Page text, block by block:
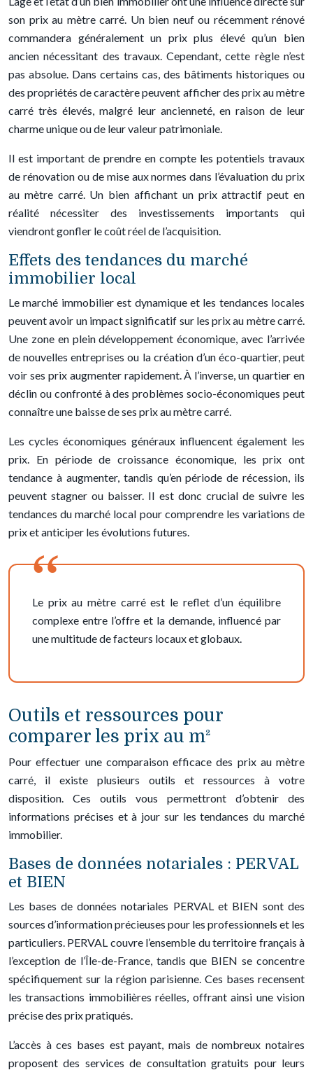
son prix au mètre carré. Un bien neuf ou récemment rénové
commandera généralement un prix plus élevé qu’un bien
ancien nécessitant des travaux. Cependant, cette règle n’est
pas absolue. Dans certains cas, des bâtiments historiques ou
des propriétés de caractère peuvent afficher des prix au mètre
carré très élevés, malgré leur ancienneté, en raison de leur
charme unique ou de leur valeur patrimoniale.
Il est important de prendre en compte les potentiels travaux
de rénovation ou de mise aux normes dans l’évaluation du prix
au mètre carré. Un bien affichant un prix attractif peut en
réalité nécessiter des investissements importants qui
viendront gonfler le coût réel de l’acquisition.
Effets des tendances du marché
immobilier local
Le marché immobilier est dynamique et les tendances locales
peuvent avoir un impact significatif sur les prix au mètre carré.
Une zone en plein développement économique, avec l’arrivée
de nouvelles entreprises ou la création d’un éco-quartier, peut
voir ses prix augmenter rapidement. À l’inverse, un quartier en
déclin ou confronté à des problèmes socio-économiques peut
connaître une baisse de ses prix au mètre carré.
Les cycles économiques généraux influencent également les
prix. En période de croissance économique, les prix ont
tendance à augmenter, tandis qu’en période de récession, ils
peuvent stagner ou baisser. Il est donc crucial de suivre les
tendances du marché local pour comprendre les variations de
prix et anticiper les évolutions futures.
Le prix au mètre carré est le reflet d’un équilibre
complexe entre l’offre et la demande, influencé par
une multitude de facteurs locaux et globaux.
Outils et ressources pour
comparer les prix au m²
Pour effectuer une comparaison efficace des prix au mètre
carré, il existe plusieurs outils et ressources à votre
disposition. Ces outils vous permettront d’obtenir des
informations précises et à jour sur les tendances du marché
immobilier.
Bases de données notariales : PERVAL
et BIEN
Les bases de données notariales PERVAL et BIEN sont des
sources d’information précieuses pour les professionnels et les
particuliers. PERVAL couvre l’ensemble du territoire français à
l’exception de l’Île-de-France, tandis que BIEN se concentre
spécifiquement sur la région parisienne. Ces bases recensent
les transactions immobilières réelles, offrant ainsi une vision
précise des prix pratiqués.
L’accès à ces bases est payant, mais de nombreux notaires
proposent des services de consultation gratuits pour leurs